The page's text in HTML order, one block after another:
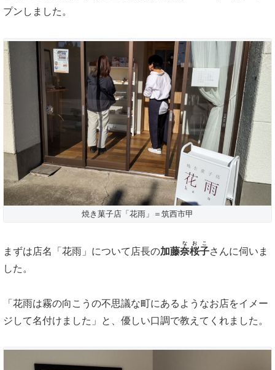
プンしました。
焼き菓子店「花雨」＝筑西市甲
まずは店名「花雨」について店長の加藤奈桜子
なおこ
さんに伺いま
した。
「花雨は霧の向こうの不思議な町にあるようなお店をイメー
ジして名付けました」と、優しい口調で教えてくれました。